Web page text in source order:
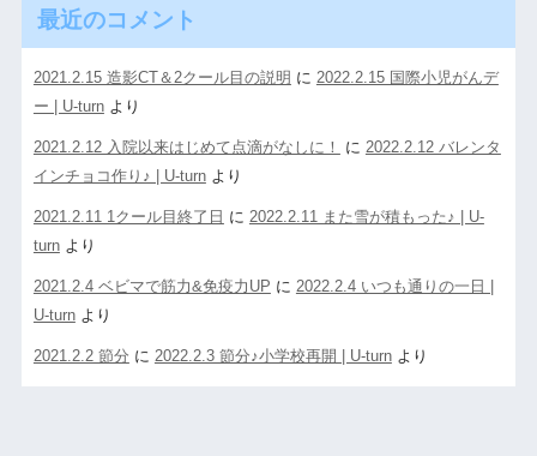
最近のコメント
2021.2.15 造影CT＆2クール目の説明 に 2022.2.15 国際小児がんデ
ー | U-turnより
2021.2.12 入院以来はじめて点滴がなしに！ に 2022.2.12 バレンタ
インチョコ作り♪ | U-turnより
2021.2.11 1クール目終了日 に 2022.2.11 また雪が積もった♪ | U-
turnより
2021.2.4 ベビマで筋力&免疫力UP に 2022.2.4 いつも通りの一日 |
U-turnより
2021.2.2 節分 に 2022.2.3 節分♪小学校再開 | U-turnより